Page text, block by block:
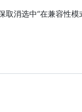
取消选中“在兼容性